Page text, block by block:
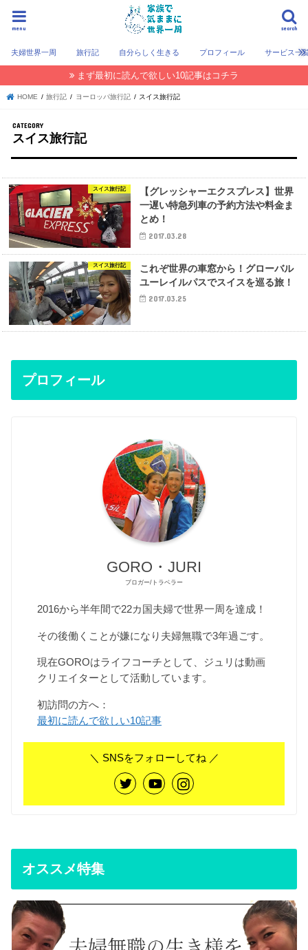
search
menu
夫婦世界一周 旅行記 自分らしく生きる プロフィール サービス一
まず最初に読んで欲しい10記事はコチラ
HOME 旅行記 ヨーロッパ旅行記 スイス旅行記
スイス旅行記
スイス旅行記
【グレッシャーエクスプレス】世界
一遅い特急列車の予約方法や料金ま
とめ！
2017.03.28
スイス旅行記
これぞ世界の車窓から！グローバル
ユーレイルパスでスイスを巡る旅！
2017.03.25
プロフィール
GORO・JURI
ブロガー/トラベラー
2016から半年間で22カ国夫婦で世界一周を達成！
その後働くことが嫌になり夫婦無職で3年過ごす。
現在GOROはライフコーチとして、ジュリは動画
クリエイターとして活動しています。
初訪問の方へ：
最初に読んで欲しい10記事
＼ SNSをフォローしてね ／
オススメ特集